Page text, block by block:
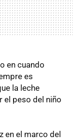
en cuando
es
la leche
el peso del niño
en el marco del